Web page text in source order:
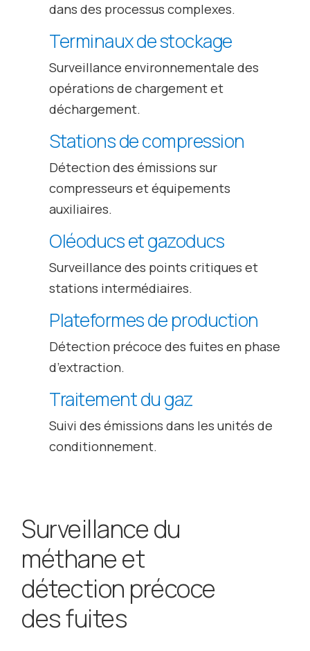
dans des processus complexes.
Terminaux de stockage
Surveillance environnementale des
opérations de chargement et
déchargement.
Stations de compression
Détection des émissions sur
compresseurs et équipements
auxiliaires.
Oléoducs et gazoducs
Surveillance des points critiques et
stations intermédiaires.
Plateformes de production
Détection précoce des fuites en phase
d’extraction.
Traitement du gaz
Suivi des émissions dans les unités de
conditionnement.
Surveillance du
méthane et
détection précoce
des fuites